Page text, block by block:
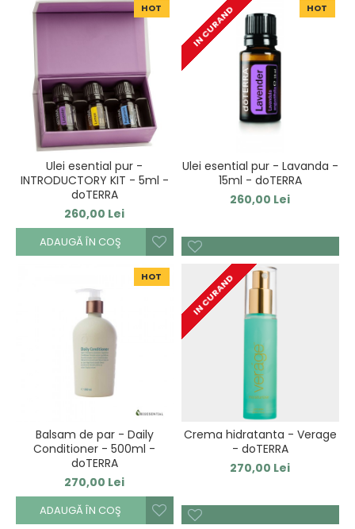
HOT
Ulei esential pur -
INTRODUCTORY KIT - 5ml -
doTERRA
260,00 Lei
ADAUGĂ ÎN COŞ
HOT
IN CURAND
Ulei esential pur - Lavanda -
15ml - doTERRA
260,00 Lei
HOT
Balsam de par - Daily
Conditioner - 500ml -
doTERRA
270,00 Lei
ADAUGĂ ÎN COŞ
IN CURAND
Crema hidratanta - Verage
- doTERRA
270,00 Lei